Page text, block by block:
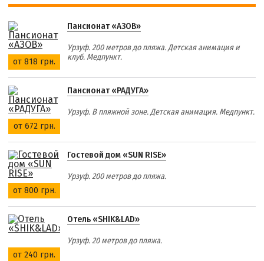
от 818 грн.
Пансионат «АЗОВ»
Урзуф. 200 метров до пляжа. Детская анимация и
клуб. Медпункт.
от 672 грн.
Пансионат «РАДУГА»
Урзуф. В пляжной зоне. Детская анимация. Медпункт.
от 800 грн.
Гостевой дом «SUN RISE»
Урзуф. 200 метров до пляжа.
от 240 грн.
Отель «SHIK&LAD»
Урзуф. 20 метров до пляжа.